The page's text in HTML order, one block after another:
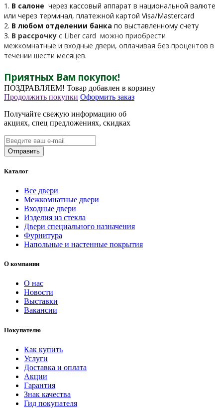
1. В салоне через кассовый аппарат в национальной валюте
или через терминал, платежной картой Visa/Mastercard
2. В любом отделении банка по выставленному счету
3. В рассрочку c Liber card можно приобрести
межкомнатные и входные двери, оплачивая без процентов в
течении шести месяцев.
Приятных Вам покупок!
ПОЗДРАВЛЯЕМ! Товар добавлен в корзину
Продолжить покупки Оформить заказ
Получайте свежую информацию об
акциях, спец предложениях, скидках
Каталог
Все двери
Межкомнатные двери
Входные двери
Изделия из стекла
Двери специального назначения
Фурнитура
Напольные и настенные покрытия
О компании
О нас
Новости
Выставки
Вакансии
Покупателю
Как купить
Услуги
Доставка и оплата
Акции
Гарантия
Знак качества
Гид покупателя